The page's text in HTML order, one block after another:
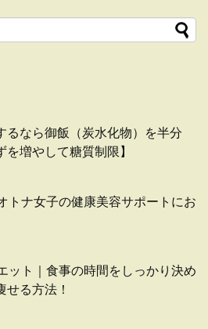
るなら御飯（炭水化物）を半分
を増やして糖質制限】
トナ女子の健康美容サポートにお
ット｜食事の時間をしっかり決め
せる方法！